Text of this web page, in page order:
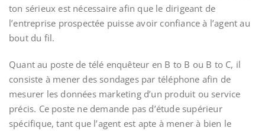
ton sérieux est nécessaire afin que le dirigeant de
l’entreprise prospectée puisse avoir confiance à l’agent au
bout du fil.
Quant au poste de télé enquêteur en B to B ou B to C, il
consiste à mener des sondages par téléphone afin de
mesurer les données marketing d’un produit ou service
précis. Ce poste ne demande pas d’étude supérieur
spécifique, tant que l’agent est apte à mener à bien le